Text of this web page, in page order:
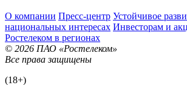
О компании Пресс-центр Устойчивое
национальных интересах Инвесторам и
Ростелеком в регионах
© 2026 ПАО «Ростелеком»
Все права защищены
(18+)